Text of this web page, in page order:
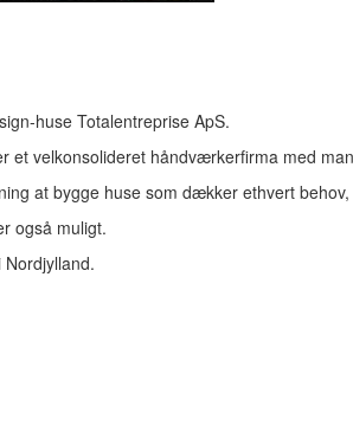
huse Totalentreprise ApS.
et velkonsolideret håndværkerfirma med
at bygge huse som dækker ethvert
også muligt.